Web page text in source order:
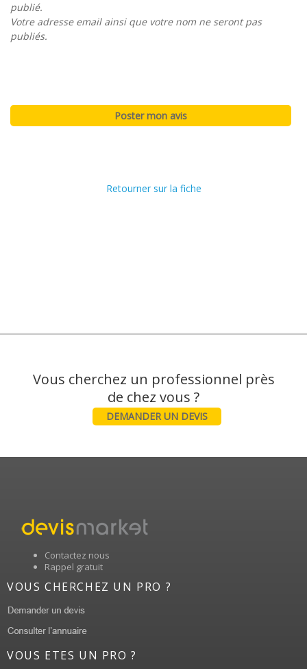
publié.
Votre adresse email ainsi que votre nom ne seront pas
publiés.
Retourner sur la fiche
Vous cherchez un professionnel près
DEMANDER UN DEVIS
Contactez nous
Rappel gratuit
VOUS CHERCHEZ UN PRO ?
VOUS ETES UN PRO ?